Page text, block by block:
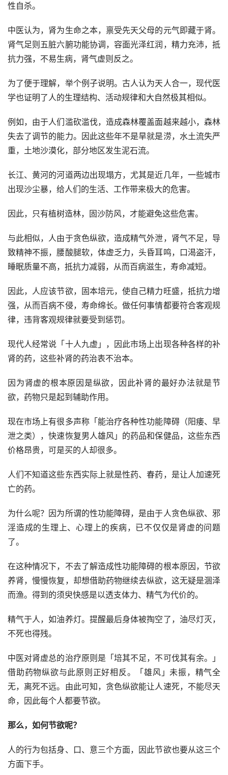
性自杀。
中医认为，肾为生命之本，禀受先天父母的元气即藏于肾。
肾气足则五脏六腑功能协调，容面光泽红润，精力充沛，抵
抗力强，不易生病，肾气虚则反之。
为了便于理解，举个例子说明。古人认为天人合一，现代医
学也证明了人的生理结构、活动规律和大自然极其相似。
例如，由于人们滥砍滥伐，造成森林覆盖面越来越小，森林
失去了调节的能力。因此这些年不是旱就是涝，水土流失严
重，土地沙漠化，部分地区发生泥石流。
长江、黄河的河道两边出现塌方，尤其是近几年，一些城市
出现沙尘暴，给人们的生活、工作带来极大的危害。
因此，只有植树造林，固沙防风，才能避免这些危害。
与此相似，人由于贪色纵欲，造成精气外泄，肾气不足，导
致精神不振，腰酸腿软，体虚乏力，头昏耳鸣，口渴盗汗，
睡眠质量不高，抵抗力减弱，从而百病滋生，寿命减短。
因此，人应该节欲，固本培元，使自己精力旺盛，抵抗力增
强，从而百病不侵，寿命绵长。做任何事情都要符合客观规
律，违背客观规律就要受到惩罚。
现代人经常说「十人九虚」，因此市场上出现各种各样的补
肾的药，这些补肾的药治表不治本。
因为肾虚的根本原因是纵欲，因此补肾的最好办法就是节
欲，药物只是起到辅助作用。
现在市场上有很多声称「能治疗各种性功能障碍（阳痿、早
泄之类），快速恢复男人雄风」的药品和保健品，这些东西
价格昂贵，可是买的人却很多。
人们不知道这些东西实际上就是性药、春药，是让人加速死
亡的药。
为什么呢？因为所谓的性功能障碍，是由于人贪色纵欲、邪
淫造成的生理上、心理上的疾病，已不仅仅是肾虚的问题
了。
在这种情况下，不去了解造成性功能障碍的根本原因，节欲
养肾，慢慢恢复，却想借助药物继续去纵欲，这无疑是涸泽
而渔。得到的须臾快感是以透支体力、精气为代价的。
精气于人，如油养灯。提醒最后身体被掏空了，油尽灯灭，
不死也得残。
中医对肾虚总的治疗原则是「培其不足，不可伐其有余。」
借助药物纵欲与此原则正好相反。「雄风」未振，精气全
无，离死不远。由此可知，贪色纵欲能让人速死，不能尽天
命，因此每个人都要节欲。
那么，如何节欲呢？
人的行为包括身、口、意三个方面，因此节欲也要从这三个
方面下手。